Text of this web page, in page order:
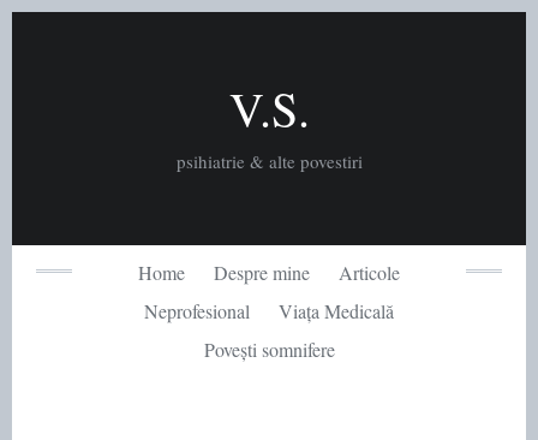
V.S.
psihiatrie & alte povestiri
Home Despre mine
Articole
Neprofesional
Viața Medicală
Povești somnifere